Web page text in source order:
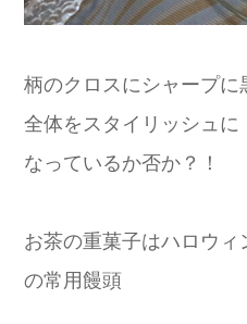
柄のクロスにシャープに
全体をスタイリッシュに
なっているか否か？！
お茶の重菓子はハロウ
の常用饅頭